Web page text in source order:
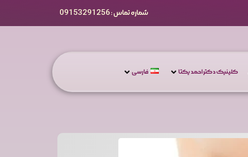
شماره تماس : 09153291256
کلینیک دکتر احمد یکتا فارسی